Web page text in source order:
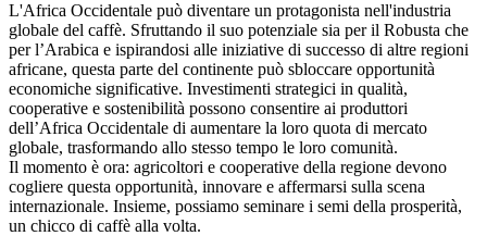
L'Africa Occidentale può diventare un protagonista nell'industria
globale del caffè. Sfruttando il suo potenziale sia per il Robusta che
per l’Arabica e ispirandosi alle iniziative di successo di altre regioni
africane, questa parte del continente può sbloccare opportunità
economiche significative. Investimenti strategici in qualità,
cooperative e sostenibilità possono consentire ai produttori
dell’Africa Occidentale di aumentare la loro quota di mercato
globale, trasformando allo stesso tempo le loro comunità.
Il momento è ora: agricoltori e cooperative della regione devono
cogliere questa opportunità, innovare e affermarsi sulla scena
internazionale. Insieme, possiamo seminare i semi della prosperità,
un chicco di caffè alla volta.